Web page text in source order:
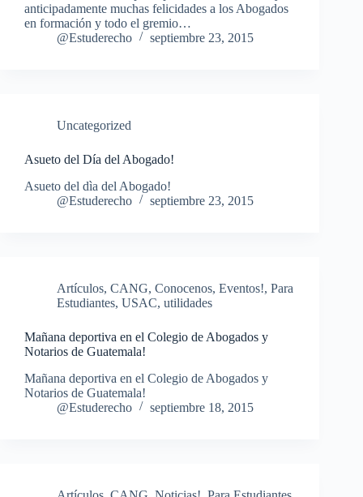
anticipadamente muchas felicidades a los Abogados
en formación y todo el gremio…
@Estuderecho
septiembre 23, 2015
Uncategorized
Asueto del Día del Abogado!
Asueto del dìa del Abogado!
@Estuderecho
septiembre 23, 2015
Artículos, CANG, Conocenos, Eventos!, Para
Estudiantes, USAC, utilidades
Mañana deportiva en el Colegio de Abogados y
Notarios de Guatemala!
Mañana deportiva en el Colegio de Abogados y
Notarios de Guatemala!
@Estuderecho
septiembre 18, 2015